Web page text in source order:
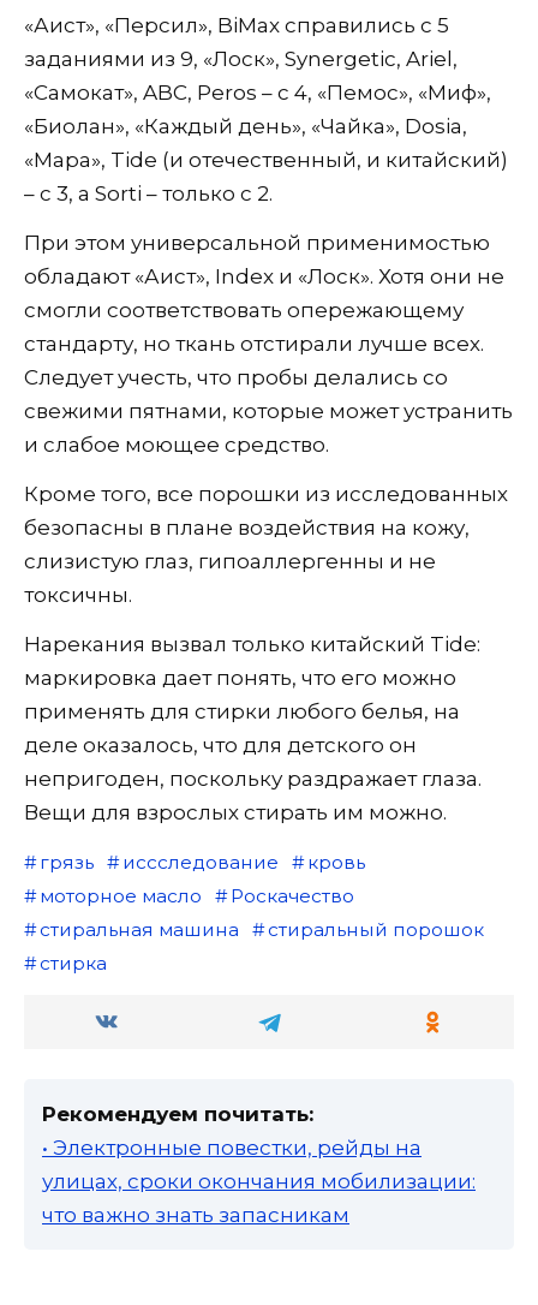
«Аист», «Персил», BiMax справились с 5
заданиями из 9, «Лоск», Synergetic, Ariel,
«Самокат», ABC, Peros – с 4, «Пемос», «Миф»,
«Биолан», «Каждый день», «Чайка», Dosia,
«Мара», Tide (и отечественный, и китайский)
– с 3, а Sorti – только с 2.
При этом универсальной применимостью
обладают «Аист», Index и «Лоск». Хотя они не
смогли соответствовать опережающему
стандарту, но ткань отстирали лучше всех.
Следует учесть, что пробы делались со
свежими пятнами, которые может устранить
и слабое моющее средство.
Кроме того, все порошки из исследованных
безопасны в плане воздействия на кожу,
слизистую глаз, гипоаллергенны и не
токсичны.
Нарекания вызвал только китайский Tide:
маркировка дает понять, что его можно
применять для стирки любого белья, на
деле оказалось, что для детского он
непригоден, поскольку раздражает глаза.
Вещи для взрослых стирать им можно.
грязь иссследование
кровь
моторное масло
Роскачество
стиральная машина
стиральный порошок
стирка
Рекомендуем почитать:
• Электронные повестки, рейды на
улицах, сроки окончания мобилизации:
что важно знать запасникам